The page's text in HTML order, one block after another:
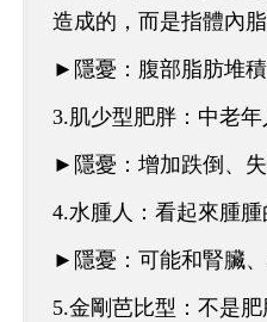
造成的，而是指體內
►隱憂：腹部脂肪堆
3.肌少型肥胖： 中老
►隱憂：增加跌倒、
4.水腫人： 看起來腫腫
►隱憂：可能和腎臟
5.金剛芭比型：不是